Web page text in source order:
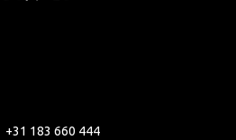
+31 183 660 444